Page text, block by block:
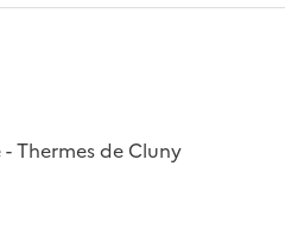
Thermes de Cluny